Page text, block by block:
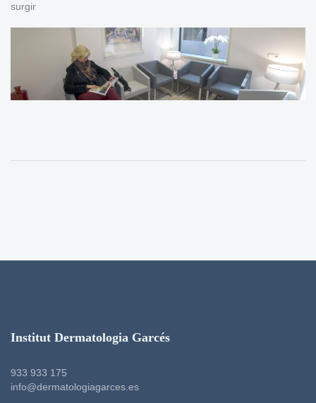
surgir
Institut Dermatologia Garcés
933 933 175
info@dermatologiagarces.es